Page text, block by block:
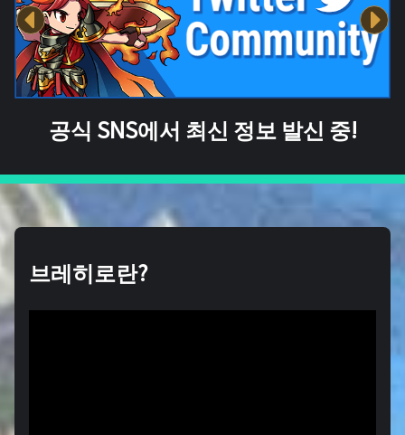
공식 SNS에서 최신 정보 발신 중!
브레히로란?